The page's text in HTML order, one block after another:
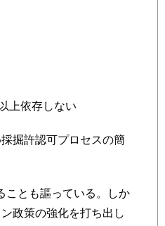
上依存しない
掘許認可プロセスの簡
とも謳っている。しか
政策の強化を打ち出し